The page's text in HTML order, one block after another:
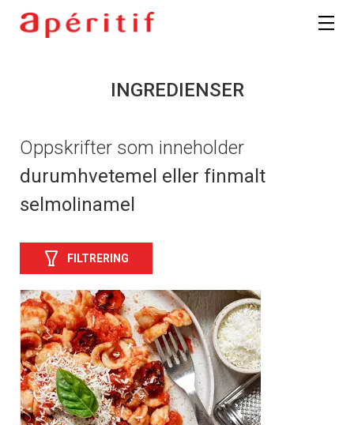
INGREDIENSER
Oppskrifter som inneholder
durumhvetemel eller finmalt
selmolinamel
FILTRERING